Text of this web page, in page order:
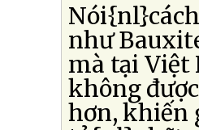
như
mà tại Việt
không
hơn, khiến